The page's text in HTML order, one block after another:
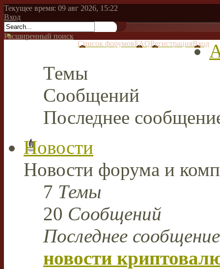
Текущее время: 09 авг 2026, 15:22
Вход
Расширенный поиск
Список форумовFAQРегистрацияВход
Темы
Сообщений
Последнее
Новости
Новости форума и
7 Темы
20 Сообщений
Последнее сообщение
новости